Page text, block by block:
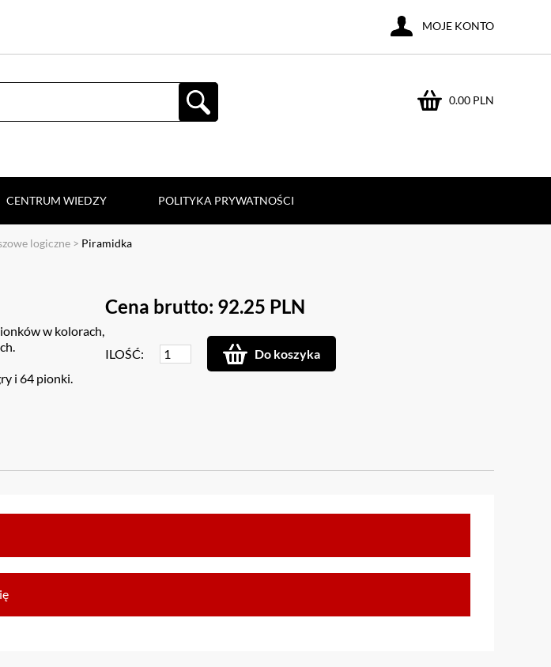
0.00 PLN
MOJE KONTO
CENTRUM WIEDZY POLITYKA PRYWATNOŚCI
logiczne > Piramidka
Cena brutto: 92.25 PLN
ILOŚĆ: Do koszyka
w kolorach,
i 64 pionki.